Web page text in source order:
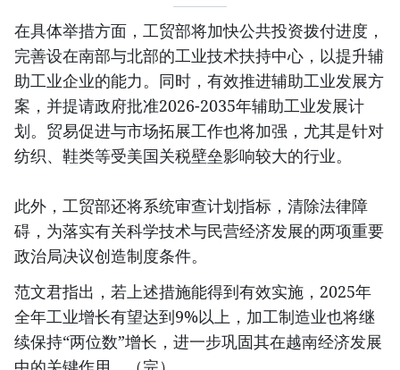
在具体举措方面，工贸部将加快公共投资拨付进度，
完善设在南部与北部的工业技术扶持中心，以提升辅
助工业企业的能力。同时，有效推进辅助工业发展方
案，并提请政府批准2026-2035年辅助工业发展计
划。贸易促进与市场拓展工作也将加强，尤其是针对
纺织、鞋类等受美国关税壁垒影响较大的行业。
此外，工贸部还将系统审查计划指标，清除法律障
碍，为落实有关科学技术与民营经济发展的两项重要
政治局决议创造制度条件。
范文君指出，若上述措施能得到有效实施，2025年
全年工业增长有望达到9%以上，加工制造业也将继
续保持“两位数”增长，进一步巩固其在越南经济发展